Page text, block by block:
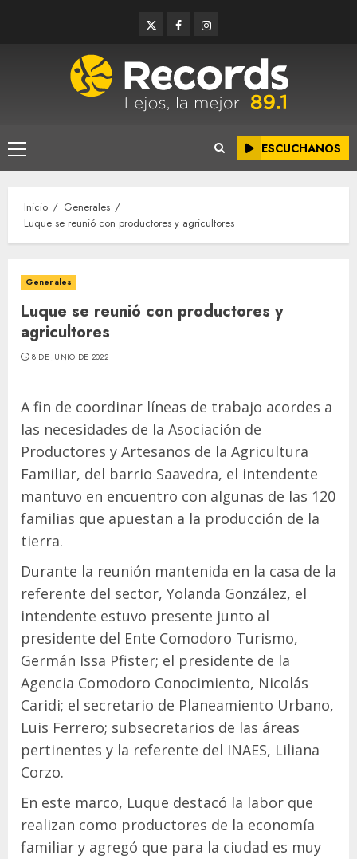
TwitterFacebookInstagram
Menú
principal
ESCUCHANOS
Inicio
Generales
Luque se reunió con productores y agricultores
Generales
Luque se reunió con productores y
agricultores
8 DE JUNIO DE 2022
A fin de coordinar líneas de trabajo acordes a
las necesidades de la Asociación de
Productores y Artesanos de la Agricultura
Familiar, del barrio Saavedra, el intendente
mantuvo en encuentro con algunas de las 120
familias que apuestan a la producción de la
tierra.
Durante la reunión mantenida en la casa de la
referente del sector, Yolanda González, el
intendente estuvo presente junto al
presidente del Ente Comodoro Turismo,
Germán Issa Pfister; el presidente de la
Agencia Comodoro Conocimiento, Nicolás
Caridi; el secretario de Planeamiento Urbano,
Luis Ferrero; subsecretarios de las áreas
pertinentes y la referente del INAES, Liliana
Corzo.
En este marco, Luque destacó la labor que
realizan como productores de la economía
familiar y agregó que para la ciudad es muy